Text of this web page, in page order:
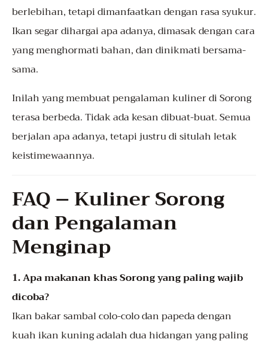
berlebihan, tetapi dimanfaatkan dengan rasa syukur.
Ikan segar dihargai apa adanya, dimasak dengan cara
yang menghormati bahan, dan dinikmati bersama-
sama.
Inilah yang membuat pengalaman kuliner di Sorong
terasa berbeda. Tidak ada kesan dibuat-buat. Semua
berjalan apa adanya, tetapi justru di situlah letak
keistimewaannya.
FAQ – Kuliner Sorong
dan Pengalaman
Menginap
1. Apa makanan khas Sorong yang paling wajib
dicoba?
Ikan bakar sambal colo-colo dan papeda dengan
kuah ikan kuning adalah dua hidangan yang paling